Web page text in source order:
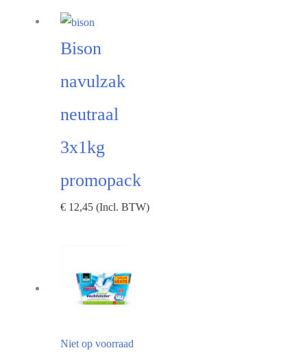
Bison
navulzak
neutraal
3x1kg
promopack
€ 12,45 (Incl. BTW)
Niet op voorraad